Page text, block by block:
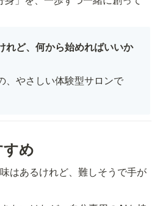
れど、何から始めればいいか
、やさしい体験型サロンで
め
はあるけれど、難しそうで手が